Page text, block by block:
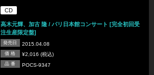
CD
高木元輝、加古 隆 / パリ日本館コンサート [完全初回受
注生産限定盤]
発売日 2015.04.08
価 格 ¥2,016 (税込)
品 番 POCS-9347